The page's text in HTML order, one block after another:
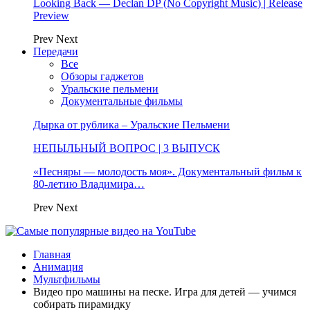
Looking Back — Declan DP (No Copyright Music) | Release
Preview
Prev Next
Передачи
Все
Обзоры гаджетов
Уральские пельмени
Документальные фильмы
Дырка от рублика – Уральские Пельмени
НЕПЫЛЬНЫЙ ВОПРОС | 3 ВЫПУСК
«Песняры — молодость моя». Документальный фильм к
80-летию Владимира…
Prev Next
Главная
Анимация
Мультфильмы
Видео про машины на песке. Игра для детей — учимся
собирать пирамидку